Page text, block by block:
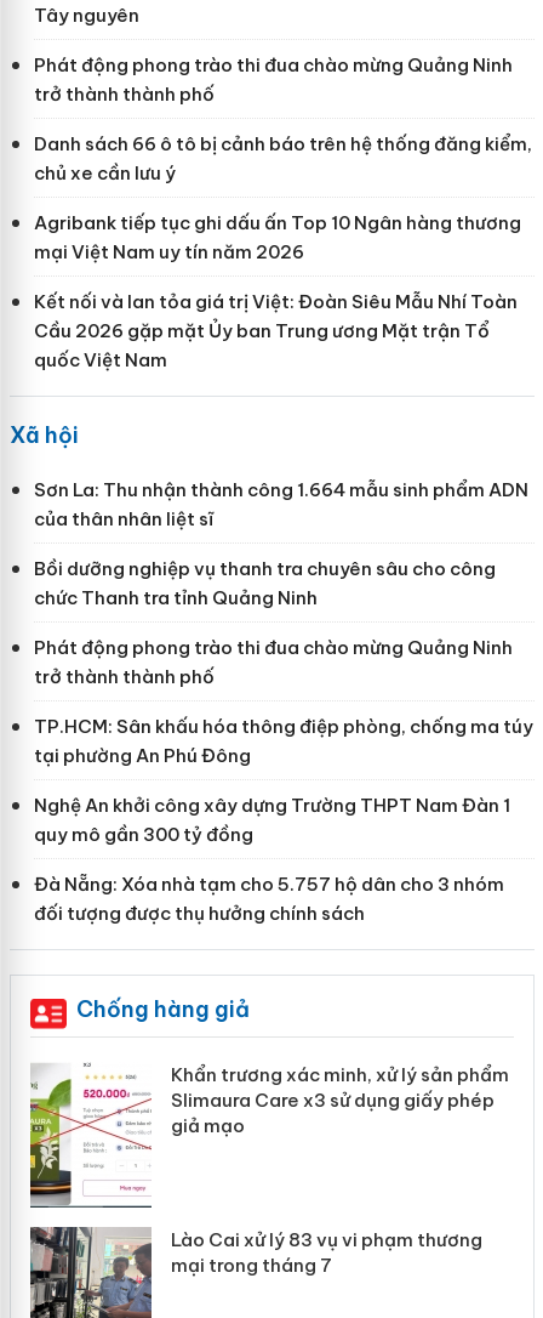
Tây nguyên
Phát động phong trào thi đua chào mừng Quảng Ninh
trở thành thành phố
Danh sách 66 ô tô bị cảnh báo trên hệ thống đăng kiểm,
chủ xe cần lưu ý
Agribank tiếp tục ghi dấu ấn Top 10 Ngân hàng thương
mại Việt Nam uy tín năm 2026
Kết nối và lan tỏa giá trị Việt: Đoàn Siêu Mẫu Nhí Toàn
Cầu 2026 gặp mặt Ủy ban Trung ương Mặt trận Tổ
quốc Việt Nam
Xã hội
Sơn La: Thu nhận thành công 1.664 mẫu sinh phẩm ADN
của thân nhân liệt sĩ
Bồi dưỡng nghiệp vụ thanh tra chuyên sâu cho công
chức Thanh tra tỉnh Quảng Ninh
Phát động phong trào thi đua chào mừng Quảng Ninh
trở thành thành phố
TP.HCM: Sân khấu hóa thông điệp phòng, chống ma túy
tại phường An Phú Đông
Nghệ An khởi công xây dựng Trường THPT Nam Đàn 1
quy mô gần 300 tỷ đồng
Đà Nẵng: Xóa nhà tạm cho 5.757 hộ dân cho 3 nhóm
đối tượng được thụ hưởng chính sách
Chống hàng giả
Khẩn trương xác minh, xử lý sản phẩm
Slimaura Care x3 sử dụng giấy phép
giả mạo
Lào Cai xử lý 83 vụ vi phạm thương
mại trong tháng 7